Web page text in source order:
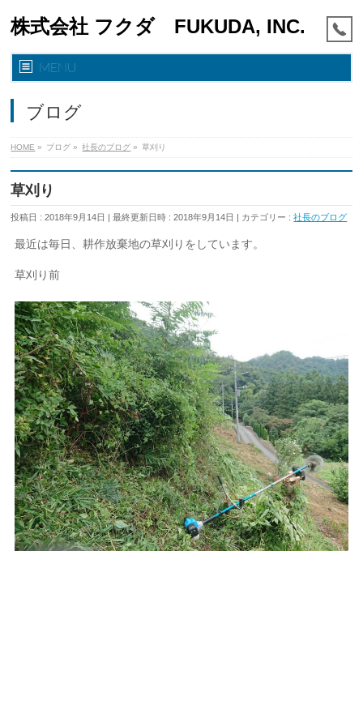
株式会社 フクダ FUKUDA, INC.
MENU
ブログ
HOME » ブログ » 社長のブログ » 草刈り
草刈り
投稿日 : 2018年9月14日 最終更新日時 : 2018年9月14日 カテゴリー :社長のブログ
最近は毎日、耕作放棄地の草刈りをしています。
草刈り前